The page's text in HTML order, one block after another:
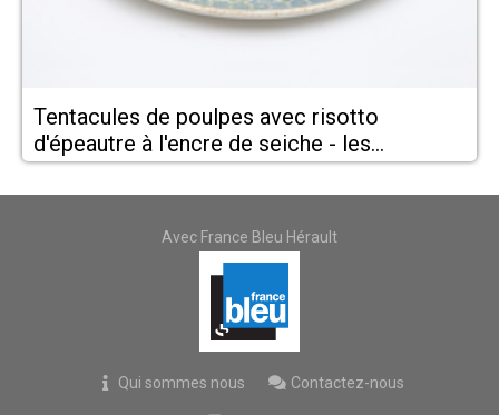
Tentacules de poulpes avec risotto
d'épeautre à l'encre de seiche - les
meilleurs restaurants à Montpellier- Les
Poissons d'abord
Avec France Bleu Hérault
Qui sommes nous Contactez-nous